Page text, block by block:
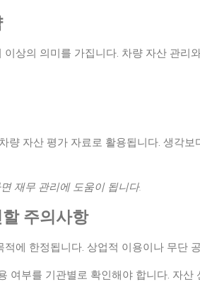
이상의 의미를 가집니다. 차량 자산 관리
량 자산 평가 자료로 활용됩니다. 생각
재무 관리에 도움이 됩니다.
주의사항
적에 한정됩니다. 상업적 이용이나 무단
여부를 기관별로 확인해야 합니다. 자산